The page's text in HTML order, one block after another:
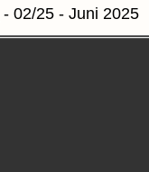
- 02/25 - Juni 2025